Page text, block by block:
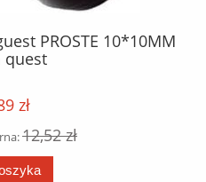
PROSTE 10*10MM
quest
zł
12,52 zł